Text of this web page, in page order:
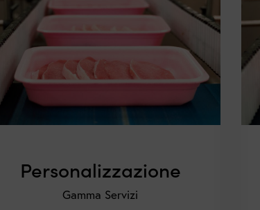
Personalizzazione
Gamma Servizi